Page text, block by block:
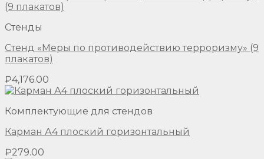
Стенды
Стенд «Меры по противодействию терроризму» (9
плакатов)
₽4,176.00
Комплектующие для стендов
Карман А4 плоский горизонтальный
₽279.00